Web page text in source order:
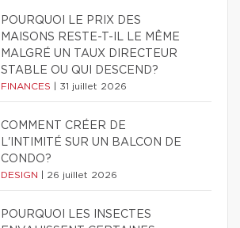
POURQUOI LE PRIX DES
MAISONS RESTE-T-IL LE MÊME
MALGRÉ UN TAUX DIRECTEUR
STABLE OU QUI DESCEND?
FINANCES 31 juillet 2026
COMMENT CRÉER DE
L'INTIMITÉ SUR UN BALCON DE
CONDO?
DESIGN 26 juillet 2026
POURQUOI LES INSECTES